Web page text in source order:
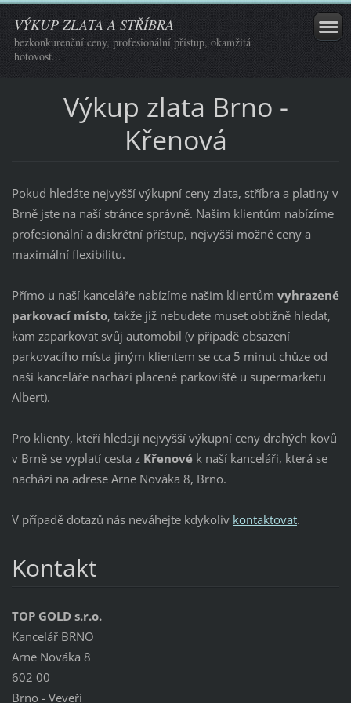
VÝKUP ZLATA A STŘÍBRA
bezkonkurenční ceny, profesionální přístup, okamžitá
hotovost...
Výkup zlata Brno -
Křenová
Pokud hledáte nejvyšší výkupní ceny zlata, stříbra a platiny v
Brně jste na naší stránce správně. Našim klientům nabízíme
profesionální a diskrétní přístup, nejvyšší možné ceny a
maximální flexibilitu.
Přímo u naší kanceláře nabízíme našim klientům vyhrazené
parkovací místo, takže již nebudete muset obtižně hledat,
kam zaparkovat svůj automobil (v případě obsazení
parkovacího místa jiným klientem se cca 5 minut chůze od
naší kanceláře nachází placené parkoviště u supermarketu
Albert).
Pro klienty, kteří hledají nejvyšší výkupní ceny drahých kovů
v Brně se vyplatí cesta z Křenovék naší kanceláři, která se
nachází na adrese Arne Nováka 8, Brno.
V případě dotazů nás neváhejte kdykoliv kontaktovat.
Kontakt
TOP GOLD s.r.o.
Kancelář BRNO
Arne Nováka 8
602 00
Brno - Veveří